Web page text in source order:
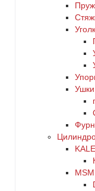
Ушки
MSM